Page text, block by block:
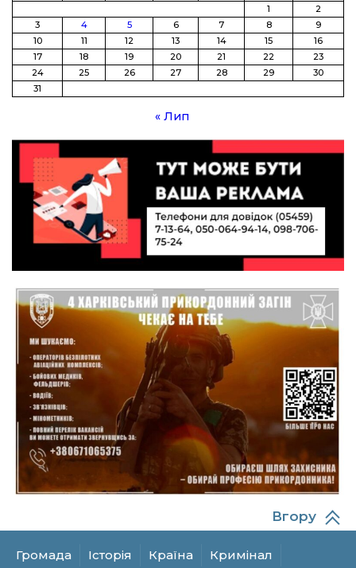
11:19
21 лип
На щиті повертається додому:
Краснопільська громада втратила 27-річного
Захисника Сергія Балабаєнка
11:00
19 лип
Музей, який був частиною життя
10:49
19 лип
Інтелектуальні злети та творчі перемоги:
історія успіху випускниці Вікторії Кондратенко
10:40
19 лип
Вірний присязі до останнього подиху:
підтримайте петицію про присвоєння звання
«Герой України» (посмертно) прикордоннику
Олександру Бойку
20:34
17 лип
Кохання попри все: як українці створюють сім’ї
13:52
15 лип
І волейбол, і хімія на “відмінно”: неймовірна
історія успіху випускниці з Краснопілля
Анастасії Гонтар
13:27
15 лип
НБУ вводить нову банкноту 2 000 грн із
портретом легендарного українця: що
зміниться для наших гаманців
13:22
Гаманець у шоці: які продукти в Україні різко
подешевшали, а за що доведеться платити
більше?
Захищав до останнього подиху: Миропілля
1
2
3
4 5 6 7 8
9
10
11 12 13 14 15
16
17
18 19 20 21 22
23
24
25 26 27 28 29
30
31
« Лип
Громада Історія Країна Кримінал
Вгору